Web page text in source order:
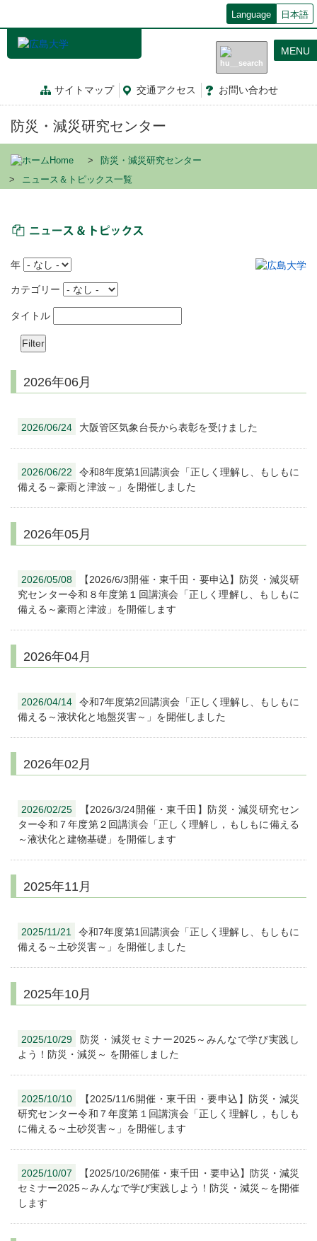
Language 日本語
サイトマップ 交通アクセス お問い合わせ
MENU
防災・減災研究センター
Home
防災・減災研究センター
ニュース＆トピックス一覧
年
カテゴリー
タイトル
2026年06月
2026/06/24 大阪管区気象台長から表彰を受けました
2026/06/22
令和8年度第1回講演会「正しく理解し、もしもに
備える～豪雨と津波～」を開催しました
2026年05月
2026/05/08
【2026/6/3開催・東千田・要申込】防災・減災研
究センター令和８年度第１回講演会「正しく理解し、もしもに
備える～豪雨と津波」を開催します
2026年04月
2026/04/14
令和7年度第2回講演会「正しく理解し、もしもに
備える～液状化と地盤災害～」を開催しました
2026年02月
2026/02/25
【2026/3/24開催・東千田】防災・減災研究セン
ター令和７年度第２回講演会「正しく理解し，もしもに備える
～液状化と建物基礎」を開催します
2025年11月
2025/11/21
令和7年度第1回講演会「正しく理解し、もしもに
備える～土砂災害～」を開催しました
2025年10月
2025/10/29
防災・減災セミナー2025～みんなで学び実践し
よう！防災・減災～ を開催しました
2025/10/10
【2025/11/6開催・東千田・要申込】防災・減災
研究センター令和７年度第１回講演会「正しく理解し，もしも
に備える～土砂災害～」を開催します
2025/10/07
【2025/10/26開催・東千田・要申込】防災・減災
セミナー2025～みんなで学び実践しよう！防災・減災～を開催
します